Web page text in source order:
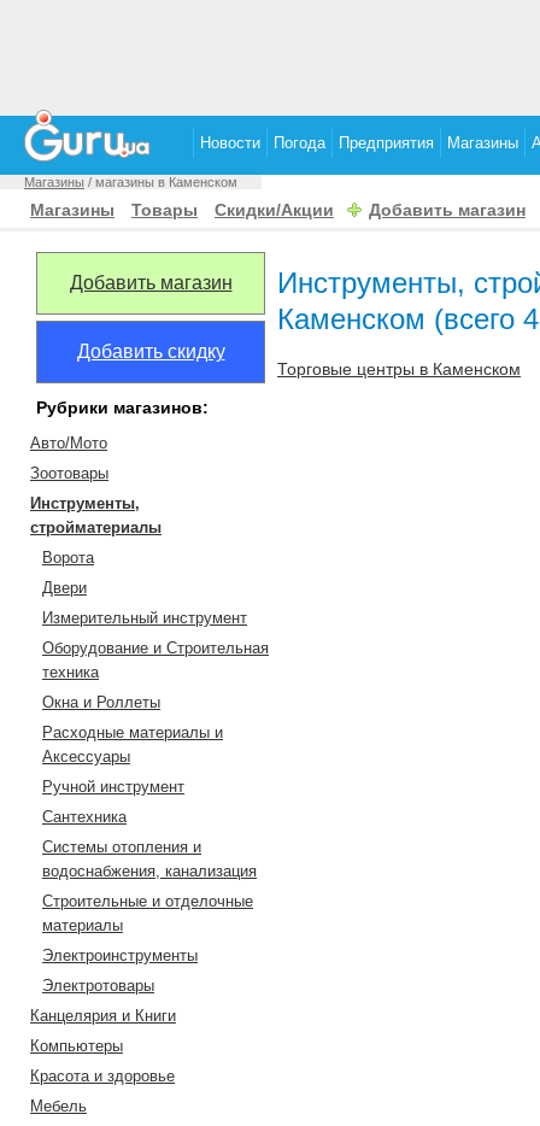
Новости Погода Предприятия Магазины
Магазины / магазины в Каменском
Магазины Товары Скидки/Акции Добавить магазин
Добавить магазин
Добавить скидку
Рубрики магазинов:
Авто/Мото
Зоотовары
Инструменты,
стройматериалы
Ворота
Двери
Измерительный инструмент
Оборудование и Строительная
техника
Окна и Роллеты
Расходные материалы и
Аксессуары
Ручной инструмент
Сантехника
Системы отопления и
водоснабжения, канализация
Строительные и отделочные
материалы
Электроинструменты
Электротовары
Канцелярия и Книги
Компьютеры
Красота и здоровье
Мебель
Инструменты,
Каменском (всего
Торговые центры в Каменском